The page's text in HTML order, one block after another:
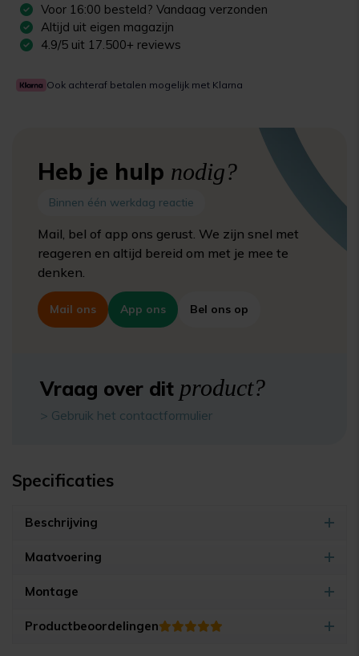
Voor 16:00 besteld? Vandaag verzonden
Altijd uit eigen magazijn
4.9/5 uit 17.500+ reviews
Ook achteraf betalen mogelijk met Klarna
Heb je hulp nodig?
Binnen één werkdag reactie
Mail, bel of app ons gerust. We zijn snel met
reageren en altijd bereid om met je mee te
denken.
Mail ons App ons Bel ons op
Vraag over dit product?
> Gebruik het contactformulier
Specificaties
Beschrijving
Maatvoering
Montage
Productbeoordelingen